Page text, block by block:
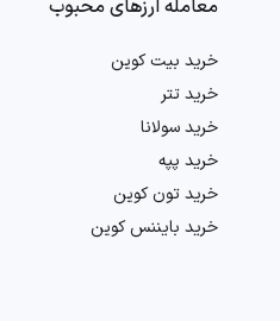
روان‌شناسی بازار نیز بخشی از
شدیدی ایجاد کنند که شناسایی
این روش‌ها تضمینی برای
نکات مهم تحلیل ارز لونا
در تحلیل ارز دیجیتال لونا
معامله ارزهای محبوب
خرید بیت کوین
خرید تتر
خرید سولانا
خرید پپه
خرید تون کوین
خرید بایننس کوین